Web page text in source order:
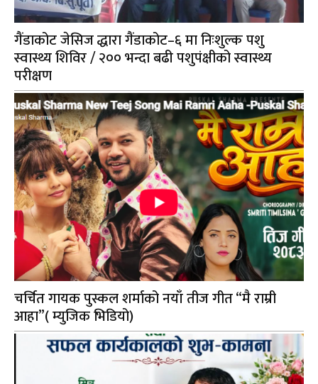
गैंडाकोट जेसिज द्धारा गैंडाकोट–६ मा निःशुल्क पशु
स्वास्थ्य शिविर / २०० भन्दा बढी पशुपंक्षीको स्वास्थ्य
परीक्षण
चर्चित गायक पुस्कल शर्माको नयाँ तीज गीत “मै राम्री
आहा”( म्युजिक भिडियो)